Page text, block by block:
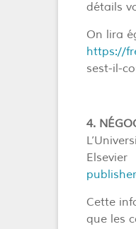
détails
On lira
https://
sest-il-
4.
Cette
que les